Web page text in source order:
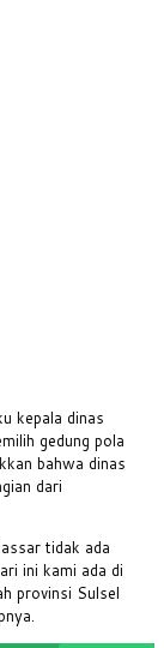
kepala dinas
gedung pola
bahwa dinas
dari
tidak ada
ini kami ada di
provinsi Sulsel